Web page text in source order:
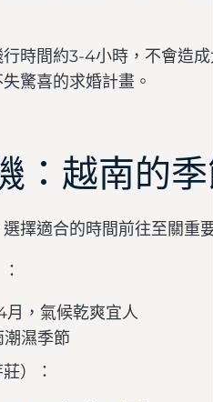
時間約3-4小時，不會造
驚喜的求婚計畫。
：越南的
擇適合的時間前往至關重
月，氣候乾爽宜人
濕季節
）：